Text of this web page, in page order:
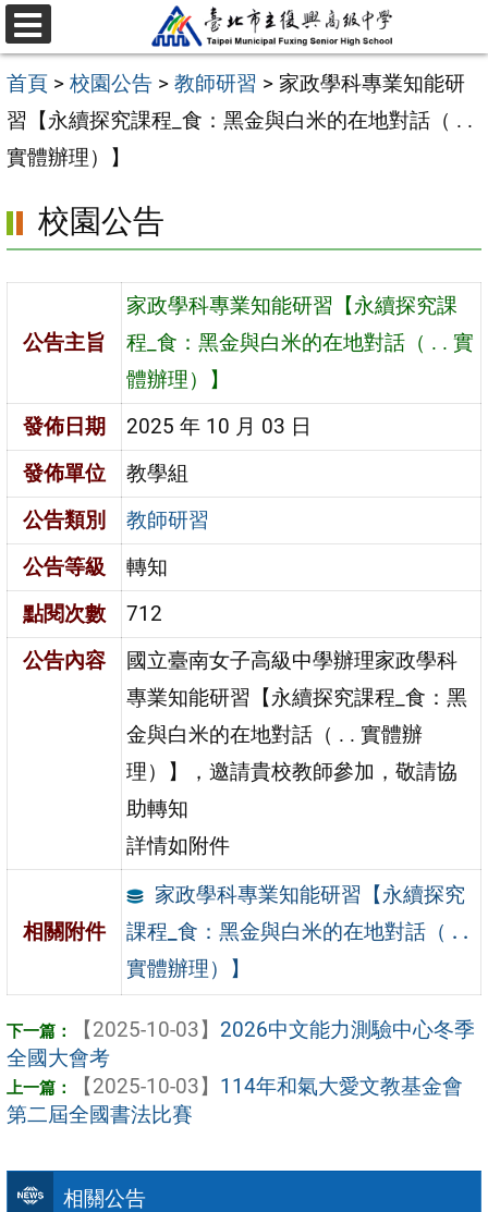
跳
至
主
要
內
區
選
單
首頁 > 校園公告 > 教師研習 > 家政學科專業知能研
習【永續探究課程_食：黑金與白米的在地對話（ . .
實體辦理）】
相關公告
校園公告
公告主旨
家政學科專業知能研習【永續探究課
程_食：黑金與白米的在地對話（ . . 實
體辦理）】
發佈日期
2025 年 10 月 03 日
發佈單位
教學組
公告類別
教師研習
公告等級
轉知
點閱次數
712
公告內容
國立臺南女子高級中學辦理家政學科
專業知能研習【永續探究課程_食：黑
金與白米的在地對話（ . . 實體辦
理）】，邀請貴校教師參加，敬請協
助轉知
詳情如附件
相關附件
家政學科專業知能研習【永續探究
課程_食：黑金與白米的在地對話（ . .
實體辦理）】
【2025-10-03】 2026中文能力測驗中心冬季
全國大會考
【2025-10-03】 114年和氣大愛文教基金會
第二屆全國書法比賽